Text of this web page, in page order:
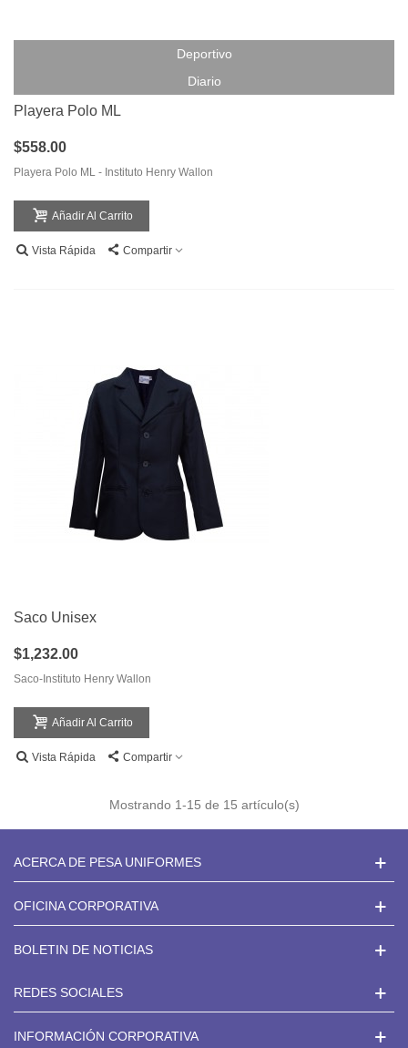
Deportivo
Diario
Playera Polo ML
$558.00
Playera Polo ML - Instituto Henry Wallon
Añadir Al Carrito
Vista Rápida Compartir
Saco Unisex
$1,232.00
Saco-Instituto Henry Wallon
Añadir Al Carrito
Vista Rápida Compartir
Mostrando 1-15 de 15 artículo(s)
ACERCA DE PESA UNIFORMES
OFICINA CORPORATIVA
REDES SOCIALES
INFORMACIÓN CORPORATIVA
BOLETIN DE NOTICIAS